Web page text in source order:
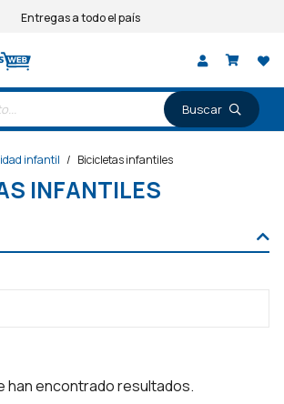
Entregas a todo el país
infantil / Bicicletas infantiles
INFANTILES
han encontrado resultados.